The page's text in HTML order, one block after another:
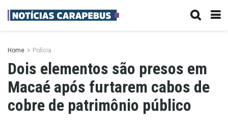
Home Polícia
Dois elementos são presos em
Macaé após furtarem cabos de
cobre de patrimônio público